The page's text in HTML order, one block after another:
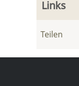
Links
Teilen